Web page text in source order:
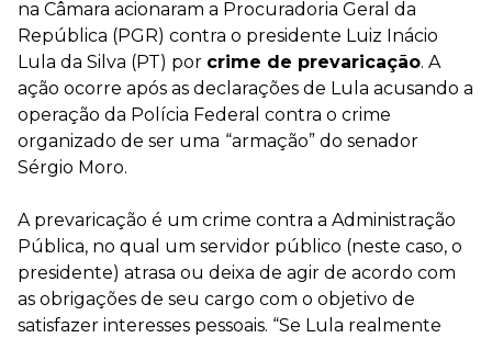
na Câmara acionaram a Procuradoria Geral da
República (PGR) contra o presidente Luiz Inácio
Lula da Silva (PT) por crime de prevaricação. A
ação ocorre após as declarações de Lula acusando a
operação da Polícia Federal contra o crime
organizado de ser uma “armação” do senador
Sérgio Moro.
A prevaricação é um crime contra a Administração
Pública, no qual um servidor público (neste caso, o
presidente) atrasa ou deixa de agir de acordo com
as obrigações de seu cargo com o objetivo de
satisfazer interesses pessoais. “Se Lula realmente